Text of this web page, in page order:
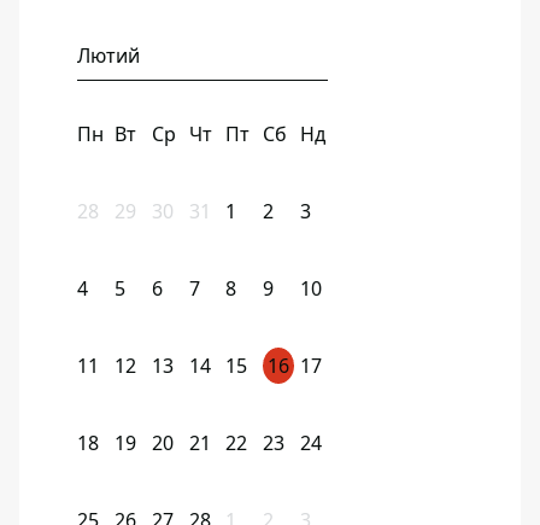
Лютий
Пн Вт Ср Чт Пт Сб Нд
28 29 30 31 1 2 3
4 5 6 7 8 9 10
11 12 13 14 15 16 17
18 19 20 21 22 23 24